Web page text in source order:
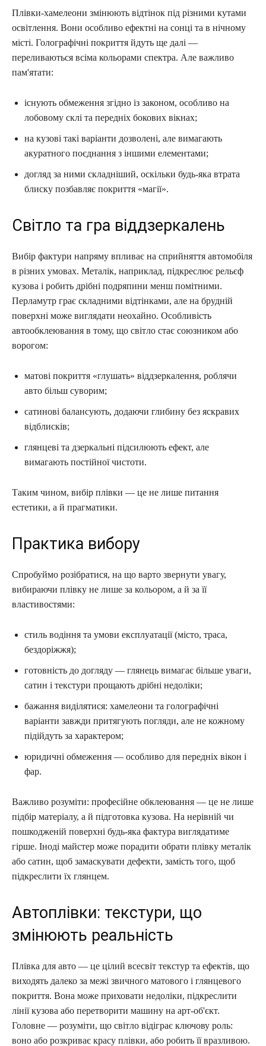
Плівки-хамелеони змінюють відтінок під різними кутами
освітлення. Вони особливо ефектні на сонці та в нічному
місті. Голографічні покриття йдуть ще далі —
переливаються всіма кольорами спектра. Але важливо
пам'ятати:
існують обмеження згідно із законом, особливо на
лобовому склі та передніх бокових вікнах;
на кузові такі варіанти дозволені, але вимагають
акуратного поєднання з іншими елементами;
догляд за ними складніший, оскільки будь-яка втрата
блиску позбавляє покриття «магії».
Світло та гра віддзеркалень
Вибір фактури напряму впливає на сприйняття автомобіля
в різних умовах. Металік, наприклад, підкреслює рельєф
кузова і робить дрібні подряпини менш помітними.
Перламутр грає складними відтінками, але на брудній
поверхні може виглядати неохайно. Особливість
автообклеювання в тому, що світло стає союзником або
ворогом:
матові покриття «глушать» віддзеркалення, роблячи
авто більш суворим;
сатинові балансують, додаючи глибину без яскравих
відблисків;
глянцеві та дзеркальні підсилюють ефект, але
вимагають постійної чистоти.
Таким чином, вибір плівки — це не лише питання
естетики, а й прагматики.
Практика вибору
Спробуймо розібратися, на що варто звернути увагу,
вибираючи плівку не лише за кольором, а й за її
властивостями:
стиль водіння та умови експлуатації (місто, траса,
бездоріжжя);
готовність до догляду — глянець вимагає більше уваги,
сатин і текстури прощають дрібні недоліки;
бажання виділятися: хамелеони та голографічні
варіанти завжди притягують погляди, але не кожному
підійдуть за характером;
юридичні обмеження — особливо для передніх вікон і
фар.
Важливо розуміти: професійне обклеювання — це не лише
підбір матеріалу, а й підготовка кузова. На нерівній чи
пошкодженій поверхні будь-яка фактура виглядатиме
гірше. Іноді майстер може порадити обрати плівку металік
або сатин, щоб замаскувати дефекти, замість того, щоб
підкреслити їх глянцем.
Автоплівки: текстури, що
змінюють реальність
Плівка для авто — це цілий всесвіт текстур та ефектів, що
виходять далеко за межі звичного матового і глянцевого
покриття. Вона може приховати недоліки, підкреслити
лінії кузова або перетворити машину на арт-об'єкт.
Головне — розуміти, що світло відіграє ключову роль:
воно або розкриває красу плівки, або робить її вразливою.